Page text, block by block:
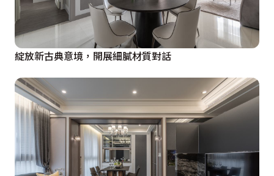
綻放新古典意境，開展細膩材質對話